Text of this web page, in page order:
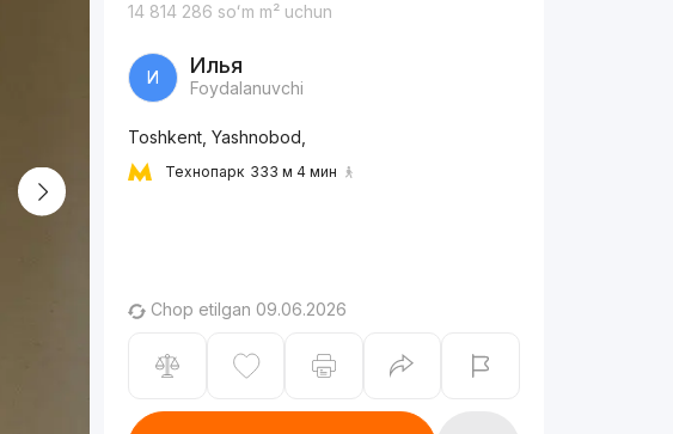
14 814 286 soʻm m² uchun
И Илья
Foydalanuvchi
Toshkent, Yashnobod,
Технопарк 333 м 4 мин
Chop etilgan 09.06.2026